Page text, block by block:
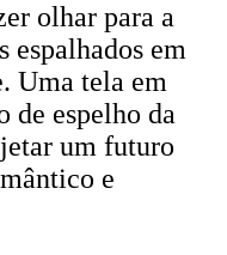
olhar para a
espalhados em
Uma tela em
espelho da
um futuro
e